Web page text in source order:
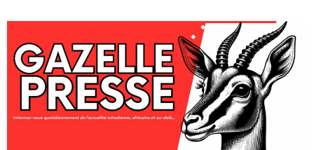
to
content